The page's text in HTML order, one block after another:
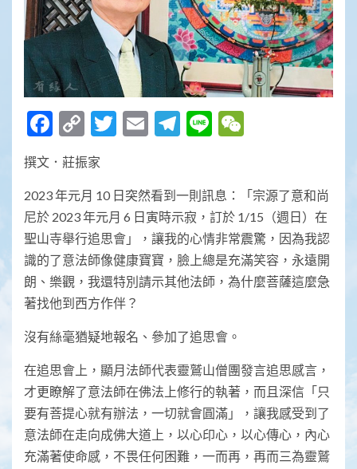
Facebook
Copy
Link
Twitter
EmailTelegram
Line
撰文．莊振家
2023 年元月 10 日突然看到一則訊息：「宗源了意和尚
尼於 2023 年元月 6 日寅時示寂，訂於 1/15（週日）在
聖山寺舉行追思會」，讓我的心情非常震驚，因為我認
識的了意法師像健康寶寶，臉上總是充滿笑容，永遠開
朗、樂觀，我還特別請示其他法師，為什麼菩薩這麼急
著找他到西方作伴？
沒有絲毫猶疑地報名、參加了追思會。
在追思會上，顯月法師代表靈鷲山僧團發言追思感言，
才更瞭解了意法師在佛法上修行的執著，而且深信「只
要有菩提心就有辦法，一切就會圓滿」，讓我感受到了
意法師在走向成佛大道上，以心印心，以心傳心，內心
充滿著使命感，不畏任何困難，一而再，再而三為靈鷲